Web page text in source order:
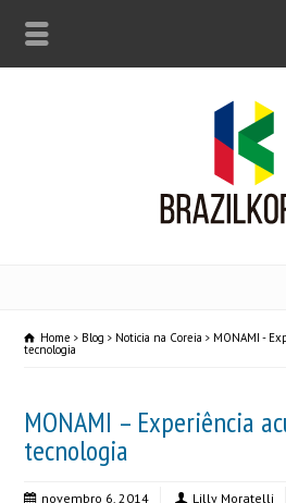
Home Blog Noticia na Coreia MONAMI -
tecnologia
MONAMI – Experiência
tecnologia
novembro 6, 2014 Lilly Moratelli